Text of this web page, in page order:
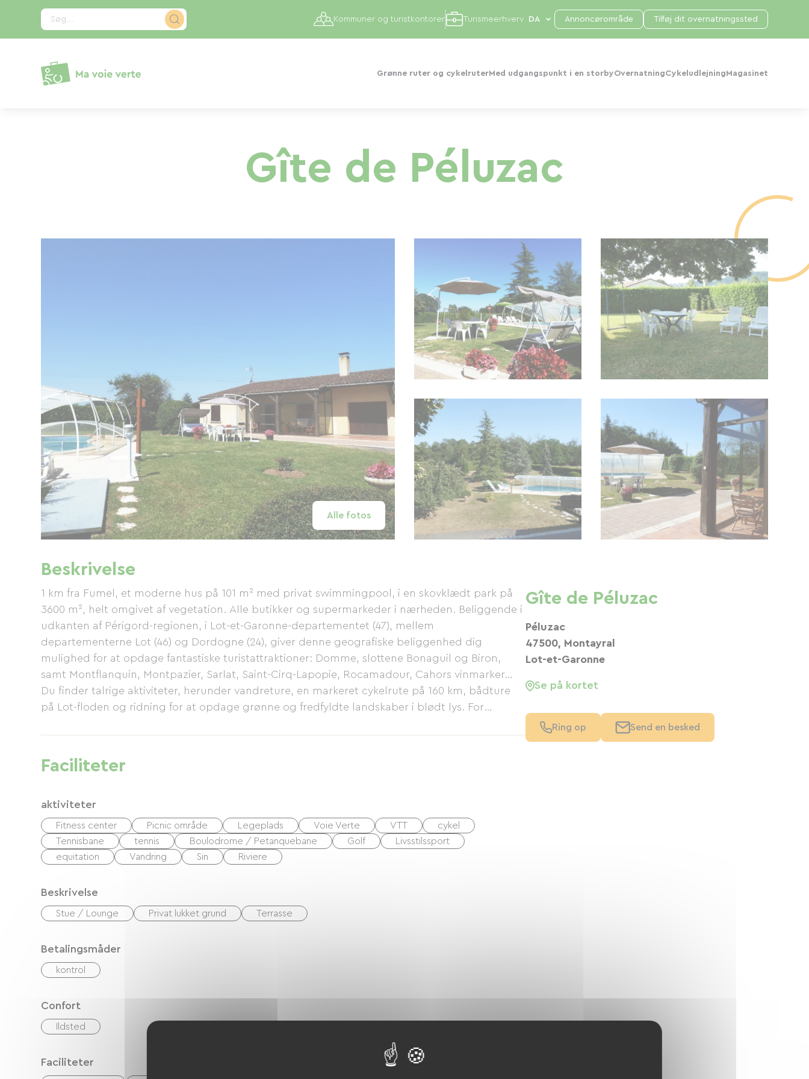
Søg...
Grønne ruter og cykelruterMed udgangspunkt i en storbyOvernatningCykeludlejning Magasinet
Kommuner og turistkontorer Turismeerhverv Annoncørområde Tilføj dit overnatningssted
Gîte de Péluzac
Alle fotos
Beskrivelse
1 km fra Fumel, et moderne hus på 101 m² med privat swimmingpool, i en skovklædt park på
3600 m², helt omgivet af vegetation. Alle butikker og supermarkeder i nærheden. Beliggende i
udkanten af ​​Périgord-regionen, i Lot-et-Garonne-departementet (47), mellem
departementerne Lot (46) og Dordogne (24), giver denne geografiske beliggenhed dig
mulighed for at opdage fantastiske turistattraktioner: Domme, slottene Bonaguil og Biron,
samt Montflanquin, Montpazier, Sarlat, Saint-Cirq-Lapopie, Rocamadour, Cahors vinmarker…
Du finder talrige aktiviteter, herunder vandreture, en markeret cykelrute på 160 km, bådture
på Lot-floden og ridning for at opdage grønne og fredfyldte landskaber i blødt lys. For
glemt, med forlystelsesparker som Parc en Ciel og Walibi… Du vil nyde lokale produkter, foie
gras, steinbøf, andebryst, confiteret ande, svesker fra Agen, tourtières…
Faciliteter
aktiviteter
Fitness center Picnic område Legeplads Voie Verte VTT
cykel
Tennisbane
tennis Boulodrome / Petanquebane Golf
Livsstilssport
equitation
Vandring Sin Riviere
Beskrivelse
Stue / Lounge Privat lukket grund Terrasse
Betalingsmåder
kontrol
Confort
Ildsted
Faciliteter
Gîte de Péluzac
Péluzac
47500, Montayral
Lot-et-Garonne
Se på kortet
Ring op Send en besked
CCookie-styringspanel